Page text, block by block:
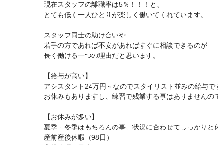
現在スタッフの離職率は5％！！！と、
とても低く一人ひとりが楽しく働いてくれています。
スタッフ同士の助け合いや
若手の方であれば不安があればすぐに相談できるのが
長く働ける一つの理由だと思います。
【給与が高い】
アシスタント24万円～なのでスタイリスト並みの給与で
お休みもありますし、練習で残業する事はありませんの
【お休みが多い】
夏季・冬季はもちろんの事、状況に合わせてしっかりと
産前産後休暇（98日）